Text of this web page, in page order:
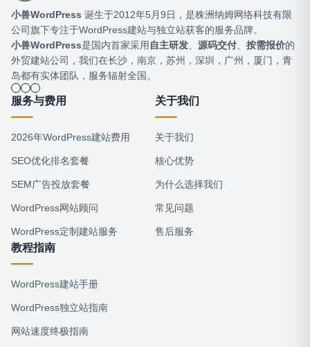
小兽WordPress ​ 诞生于2012年5月9日，是株洲纳姆网络科技有限
公司旗下专注于WordPress建站与独立站获客的服务品牌。
小兽WordPress是国内首家采用 自主研发、 源码交付、 按需报价的
外贸建站公司，我们在长沙，南京，苏州，深圳，广州，厦门，青
岛都有实体团队，服务辐射全国。
服务与费用
2026年WordPress建站费用
SEO优化排名套餐
SEM广告投放套餐
WordPress网站顾问
WordPress定制建站服务
关于我们
关于我们
核心优势
为什么选择我们
常见问题
售后服务
教程指南
WordPress建站手册
WordPress独立站指南
网站速度终极指南